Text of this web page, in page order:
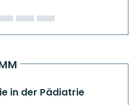
in der Pädiatrie